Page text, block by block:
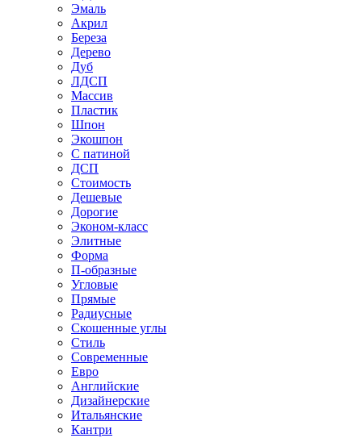
Эмаль
Акрил
Береза
Дерево
Дуб
ЛДСП
Массив
Пластик
Шпон
Экошпон
С патиной
ДСП
Стоимость
Дешевые
Дорогие
Эконом-класс
Элитные
Форма
П-образные
Угловые
Прямые
Радиусные
Скошенные углы
Стиль
Современные
Евро
Английские
Дизайнерские
Итальянские
Кантри